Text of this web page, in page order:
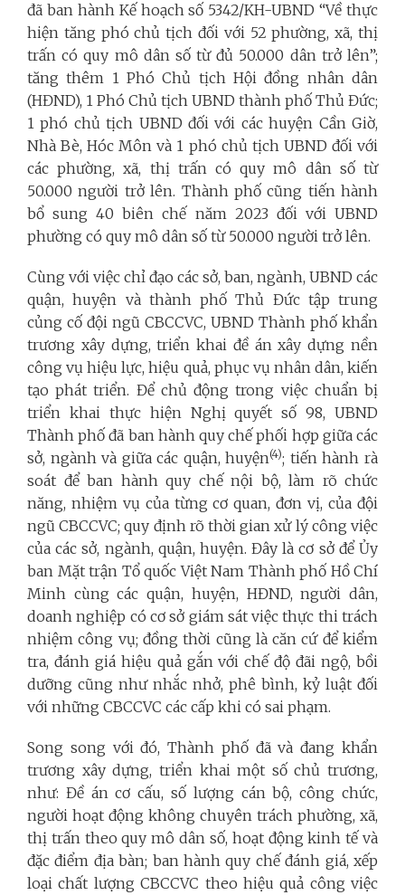
đã ban hành Kế hoạch số 5342/KH-UBND “Về thực
hiện tăng phó chủ tịch đối với 52 phường, xã, thị
trấn có quy mô dân số từ đủ 50.000 dân trở lên”;
tăng thêm 1 Phó Chủ tịch Hội đồng nhân dân
(HĐND), 1 Phó Chủ tịch UBND thành phố Thủ Đức;
1 phó chủ tịch UBND đối với các huyện Cần Giờ,
Nhà Bè, Hóc Môn và 1 phó chủ tịch UBND đối với
các phường, xã, thị trấn có quy mô dân số từ
50.000 người trở lên. Thành phố cũng tiến hành
bổ sung 40 biên chế năm 2023 đối với UBND
phường có quy mô dân số từ 50.000 người trở lên.
Cùng với việc chỉ đạo các sở, ban, ngành, UBND các
quận, huyện và thành phố Thủ Đức tập trung
củng cố đội ngũ CBCCVC, UBND Thành phố khẩn
trương xây dựng, triển khai đề án xây dựng nền
công vụ hiệu lực, hiệu quả, phục vụ nhân dân, kiến
tạo phát triển. Để chủ động trong việc chuẩn bị
triển khai thực hiện Nghị quyết số 98, UBND
Thành phố đã ban hành quy chế phối hợp giữa các
sở, ngành và giữa các quận, huyện(4); tiến hành rà
soát để ban hành quy chế nội bộ, làm rõ chức
năng, nhiệm vụ của từng cơ quan, đơn vị, của đội
ngũ CBCCVC; quy định rõ thời gian xử lý công việc
của các sở, ngành, quận, huyện. Đây là cơ sở để Ủy
ban Mặt trận Tổ quốc Việt Nam Thành phố Hồ Chí
Minh cùng các quận, huyện, HĐND, người dân,
doanh nghiệp có cơ sở giám sát việc thực thi trách
nhiệm công vụ; đồng thời cũng là căn cứ để kiểm
tra, đánh giá hiệu quả gắn với chế độ đãi ngộ, bồi
dưỡng cũng như nhắc nhở, phê bình, kỷ luật đối
với những CBCCVC các cấp khi có sai phạm.
Song song với đó, Thành phố đã và đang khẩn
trương xây dựng, triển khai một số chủ trương,
như: Đề án cơ cấu, số lượng cán bộ, công chức,
người hoạt động không chuyên trách phường, xã,
thị trấn theo quy mô dân số, hoạt động kinh tế và
đặc điểm địa bàn; ban hành quy chế đánh giá, xếp
loại chất lượng CBCCVC theo hiệu quả công việc